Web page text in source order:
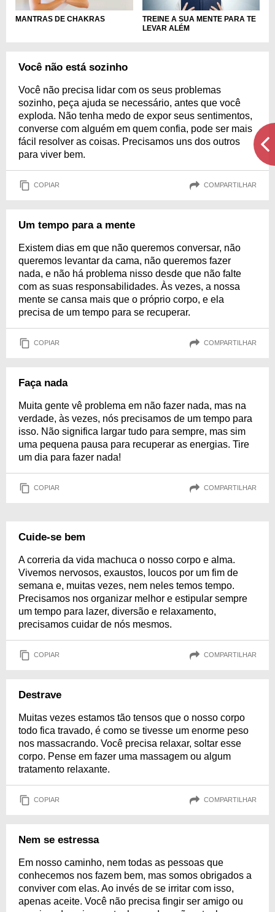
MANTRAS DE CHAKRAS
TREINE A SUA MENTE PARA TE
LEVAR ALÉM
Você não está sozinho
Você não precisa lidar com os seus problemas
sozinho, peça ajuda se necessário, antes que você
exploda. Não tenha medo de expor seus sentimentos,
converse com alguém em quem confia, pode ser mais
fácil resolver as coisas. Precisamos uns dos outros
para viver bem.
COPIAR COMPARTILHAR
Um tempo para a mente
Existem dias em que não queremos conversar, não
queremos levantar da cama, não queremos fazer
nada, e não há problema nisso desde que não falte
com as suas responsabilidades. Às vezes, a nossa
mente se cansa mais que o próprio corpo, e ela
precisa de um tempo para se recuperar.
COPIAR COMPARTILHAR
Faça nada
Muita gente vê problema em não fazer nada, mas na
verdade, às vezes, nós precisamos de um tempo para
isso. Não significa largar tudo para sempre, mas sim
uma pequena pausa para recuperar as energias. Tire
um dia para fazer nada!
COPIAR COMPARTILHAR
Cuide-se bem
A correria da vida machuca o nosso corpo e alma.
Vivemos nervosos, exaustos, loucos por um fim de
semana e, muitas vezes, nem neles temos tempo.
Precisamos nos organizar melhor e estipular sempre
um tempo para lazer, diversão e relaxamento,
precisamos cuidar de nós mesmos.
COPIAR COMPARTILHAR
Destrave
Muitas vezes estamos tão tensos que o nosso corpo
todo fica travado, é como se tivesse um enorme peso
nos massacrando. Você precisa relaxar, soltar esse
corpo. Pense em fazer uma massagem ou algum
tratamento relaxante.
COPIAR COMPARTILHAR
Nem se estressa
Em nosso caminho, nem todas as pessoas que
conhecemos nos fazem bem, mas somos obrigados a
conviver com elas. Ao invés de se irritar com isso,
apenas aceite. Você não precisa fingir ser amigo ou